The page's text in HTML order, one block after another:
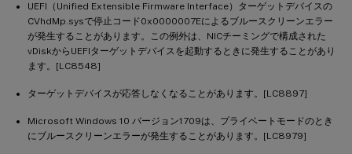
UEFI（Unified Extensible Firmware Interface）ターゲットデバイスの
CVhdMp.sysで停止コード0x0000007Eによるブルースクリーンエラー
が発生することがあります。この例外は、NICチーミングで構成された
vDiskからUEFIターゲットデバイスを起動するときに発生することがあり
ます。[LC8548]
ターゲットデバイスが応答しなくなることがあります。[LC8897]
Microsoft Windows 10 バージョン1709は、プライベートモードのとき
にブルースクリーンエラーが発生することがあります。[LC8979]